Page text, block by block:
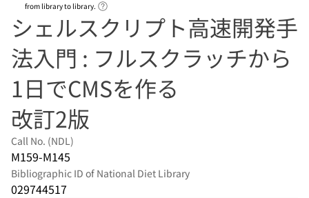
from library to library.
シェルスクリプト高速開発手
法入門 : フルスクラッチから
1日でCMSを作る
改訂2版
Call No. (NDL)
M159-M145
Bibliographic ID of National Diet Library
029744517